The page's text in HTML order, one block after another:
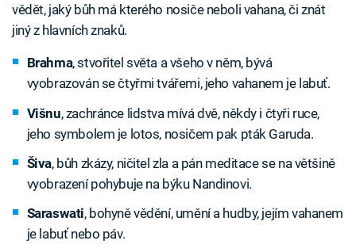
vědět, jaký bůh má kterého nosiče neboli vahana, či znát
jiný z hlavních znaků.
Brahma, stvořitel světa a všeho v něm, bývá
vyobrazován se čtyřmi tvářemi, jeho vahanem je labuť.
Višnu, zachránce lidstva mívá dvě, někdy i čtyři ruce,
jeho symbolem je lotos, nosičem pak pták Garuda.
Šiva, bůh zkázy, ničitel zla a pán meditace se na většině
vyobrazení pohybuje na býku Nandinovi.
Saraswati, bohyně vědění, umění a hudby, jejím vahanem
je labuť nebo páv.